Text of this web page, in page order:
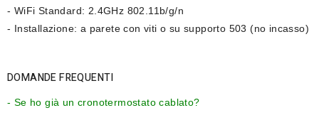
- WiFi Standard: 2.4GHz 802.11b/g/n
- Installazione: a parete con viti o su supporto 503 (no incasso)
DOMANDE FREQUENTI
- Se ho già un cronotermostato cablato?